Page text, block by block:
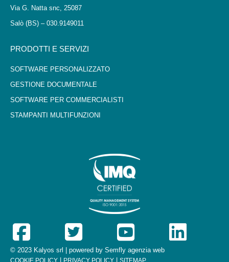
Via G. Natta snc, 25087
Salò (BS) – 030.9149011
PRODOTTI E SERVIZI
SOFTWARE PERSONALIZZATO
GESTIONE DOCUMENTALE
SOFTWARE PER COMMERCIALISTI
STAMPANTI MULTIFUNZIONI
© 2023 Kalyos srl | powered by Semfly agenzia web
COOKIE POLICY PRIVACY POLICY SITEMAP